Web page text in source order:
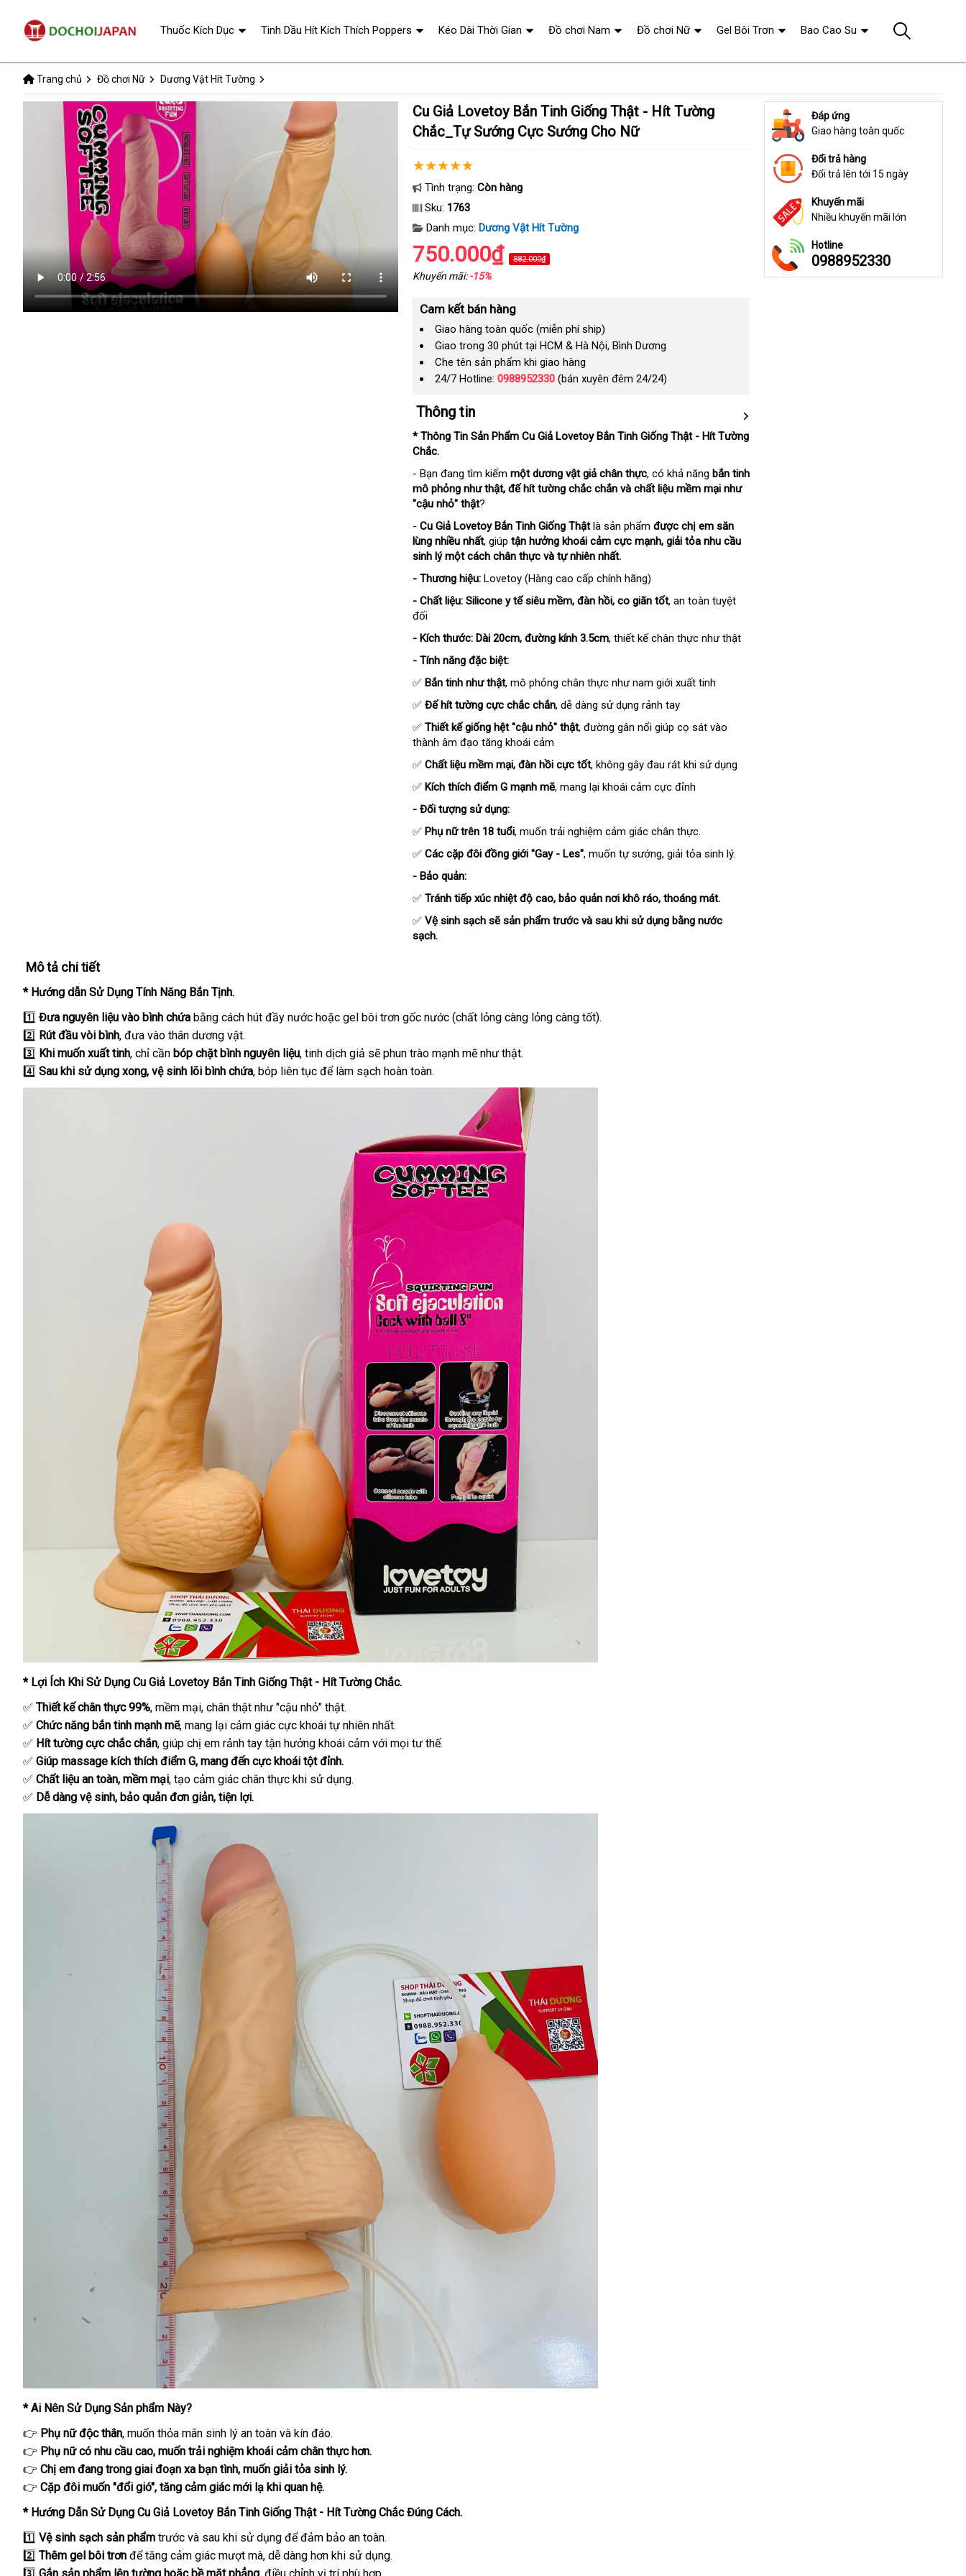
Trang chủ Đồ chơi Nữ Dương Vật Hít Tường
Cu Giả Lovetoy Bắn Tinh Giống Thật - Hít Tường
Chắc_Tự Sướng Cực Sướng Cho Nữ
Tình trạng: Còn hàng
Sku: 1763
Danh mục: Dương Vật Hít Tường
750.000₫ 882.000₫
Khuyến mãi:-15%
Cam kết bán hàng
Giao hàng toàn quốc (miễn phí ship)
Giao trong 30 phút tại HCM & Hà Nội, Bình Dương
Che tên sản phẩm khi giao hàng
24/7 Hotline: 0988952330(bán xuyên đêm 24/24)
Thông tin
* Thông Tin Sản Phẩm Cu Giả Lovetoy Bắn Tinh Giống Thật - Hít Tường
Chắc.
- Bạn đang tìm kiếm một dương vật giả chân thực, có khả năng bắn tinh
mô phỏng như thật, đế hít tường chắc chắn và chất liệu mềm mại như
"cậu nhỏ" thật?
- Cu Giả Lovetoy Bắn Tinh Giống Thậtlà sản phẩm được chị em săn
lùng nhiều nhất, giúp tận hưởng khoái cảm cực mạnh, giải tỏa nhu cầu
sinh lý một cách chân thực và tự nhiên nhất.
- Thương hiệu:Lovetoy (Hàng cao cấp chính hãng)
- Chất liệu: Silicone y tế siêu mềm, đàn hồi, co giãn tốt, an toàn tuyệt
đối
- Kích thước: Dài 20cm, đường kính 3.5cm, thiết kế chân thực như thật
- Tính năng đặc biệt:
✅ Bắn tinh như thật, mô phỏng chân thực như nam giới xuất tinh
✅ Đế hít tường cực chắc chắn, dễ dàng sử dụng rảnh tay
✅ Thiết kế giống hệt "cậu nhỏ" thật, đường gân nổi giúp cọ sát vào
thành âm đạo tăng khoái cảm
✅ Chất liệu mềm mại, đàn hồi cực tốt, không gây đau rát khi sử dụng
✅ Kích thích điểm G mạnh mẽ, mang lại khoái cảm cực đỉnh
- Đối tượng sử dụng:
✅ Phụ nữ trên 18 tuổi, muốn trải nghiệm cảm giác chân thực.
✅ Các cặp đôi đồng giới "Gay - Les", muốn tự sướng, giải tỏa sinh lý.
- Bảo quản:
✅ Tránh tiếp xúc nhiệt độ cao, bảo quản nơi khô ráo, thoáng mát.
✅ Vệ sinh sạch sẽ sản phẩm trước và sau khi sử dụng bằng nước
sạch.
Đáp ứng
Giao hàng toàn quốc
Đổi trả hàng
Đổi trả lên tới 15 ngày
Khuyến mãi
Nhiều khuyến mãi lớn
Hotline
0988952330
Mô tả chi tiết
* Hướng dẫn Sử Dụng Tính Năng Bắn Tịnh.
1️⃣ Đưa nguyên liệu vào bình chứa bằng cách hút đầy nước hoặc gel bôi trơn gốc nước (chất lỏng càng lỏng càng tốt).
2️⃣ Rút đầu vòi bình, đưa vào thân dương vật.
3️⃣ Khi muốn xuất tinh, chỉ cần bóp chặt bình nguyên liệu, tinh dịch giả sẽ phun trào mạnh mẽ như thật.
4️⃣ Sau khi sử dụng xong, vệ sinh lõi bình chứa, bóp liên tục để làm sạch hoàn toàn.
* Lợi Ích Khi Sử Dụng Cu Giả Lovetoy Bắn Tinh Giống Thật - Hít Tường Chắc.
✅ Thiết kế chân thực 99%, mềm mại, chân thật như "cậu nhỏ" thật.
✅ Chức năng bắn tinh mạnh mẽ, mang lại cảm giác cực khoái tự nhiên nhất.
✅ Hít tường cực chắc chắn, giúp chị em rảnh tay tận hưởng khoái cảm với mọi tư thế.
✅ Giúp massage kích thích điểm G, mang đến cực khoái tột đỉnh.
✅ Chất liệu an toàn, mềm mại, tạo cảm giác chân thực khi sử dụng.
✅ Dễ dàng vệ sinh, bảo quản đơn giản, tiện lợi.
* Ai Nên Sử Dụng Sản phẩm Này?
👉 Phụ nữ độc thân, muốn thỏa mãn sinh lý an toàn và kín đáo.
👉 Phụ nữ có nhu cầu cao, muốn trải nghiệm khoái cảm chân thực hơn.
👉 Chị em đang trong giai đoạn xa bạn tình, muốn giải tỏa sinh lý.
👉 Cặp đôi muốn "đổi gió", tăng cảm giác mới lạ khi quan hệ.
* Hướng Dẫn Sử Dụng Cu Giả Lovetoy Bắn Tinh Giống Thật - Hít Tường Chắc Đúng Cách.
1️⃣ Vệ sinh sạch sản phẩm trước và sau khi sử dụng để đảm bảo an toàn.
2️⃣ Thêm gel bôi trơn để tăng cảm giác mượt mà, dễ dàng hơn khi sử dụng.
Thuốc Kích Dục Tinh Dầu Hít Kích Thích Poppers Kéo Dài Thời Gian Đồ chơi Nam Đồ chơi Nữ Gel Bôi Trơn Bao Cao Su